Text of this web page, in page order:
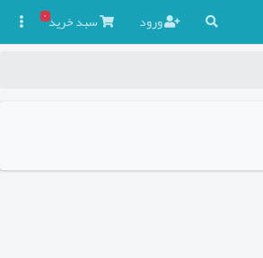
ورود سبدخرید۰